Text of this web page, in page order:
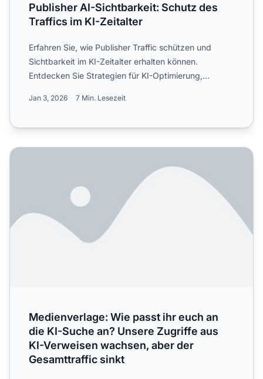
Publisher AI-Sichtbarkeit: Schutz des
Traffics im KI-Zeitalter
Erfahren Sie, wie Publisher Traffic schützen und
Sichtbarkeit im KI-Zeitalter erhalten können.
Entdecken Sie Strategien für KI-Optimierung,
Jan 3, 2026 7 Min. Lesezeit
Medienverlage: Wie passt ihr euch an die KI-Suche an?
Medienverlage: Wie passt ihr euch an
die KI-Suche an? Unsere Zugriffe aus
KI-Verweisen wachsen, aber der
Gesamttraffic sinkt